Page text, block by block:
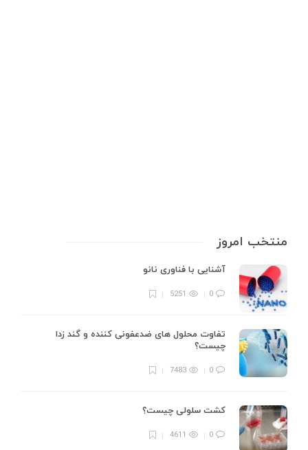
منتخب امروز
آشنایی با فناوری نانو
0
5251
تفاوت محلول های ضدعفونی کننده و گند زدا
چیست؟
0
7483
کشت سلولی چیست؟
0
4611